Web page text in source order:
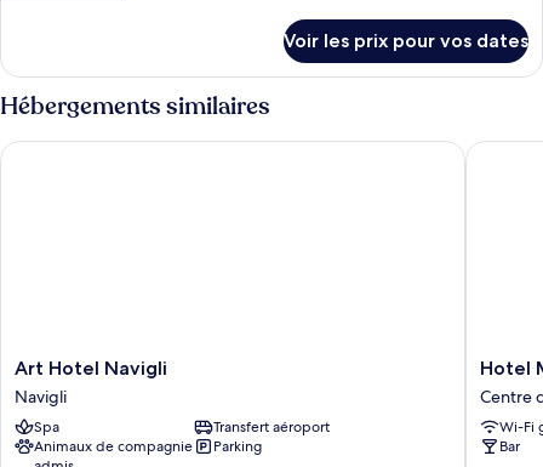
Apartment
King
le
type
de
chambre
Suite
Voir les prix pour vos dates
Hébergements similaires
Art
Hotel
Navigli
Navigli
Art Hotel Navigli
Navigli
Spa
Transfert aéroport
Animaux de compagnie
Parking
Art Hotel Navigli
Hotel
Milano
Navigli
Centre
de
Hotel
Centre
Wi-Fi
Bar
Hotel